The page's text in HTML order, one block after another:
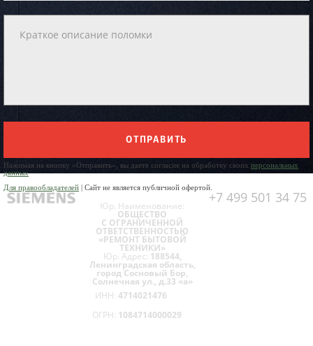
ОТПРАВИТЬ
Нажимая на кнопку «Отправить», вы даете согласие на обработку своих персональных
данных
Для правообладателей | Сайт не является публичной офертой.
+7 499 501 34 75
Юр. Наименование:
ОБЩЕСТВО
С ОГРАНИЧЕННОЙ
ОТВЕТСТВЕННОСТЬЮ
«РЕМОНТ БЫТОВОЙ
ТЕХНИКИ»
Юр. Адрес: 188544,
Ленинградская область,
город Сосновый Бор,
Солнечная ул., д.33 «а»
ИНН: 4714021476
ОГРН: 1084714000029